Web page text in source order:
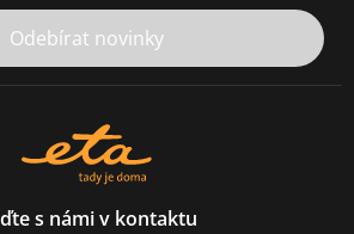
Odebírat novinky
s námi v kontaktu